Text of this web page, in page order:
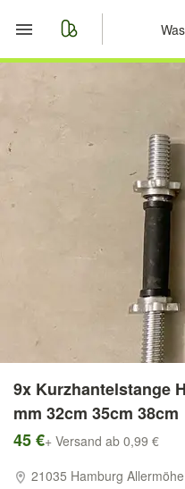
Start
Merkliste
Nachrichten
Anzeige
9x Kurzhantelstange
mm 32cm 35cm 38cm
45 €+ Versand ab 0,99 €
21035 Hamburg Allermöhe